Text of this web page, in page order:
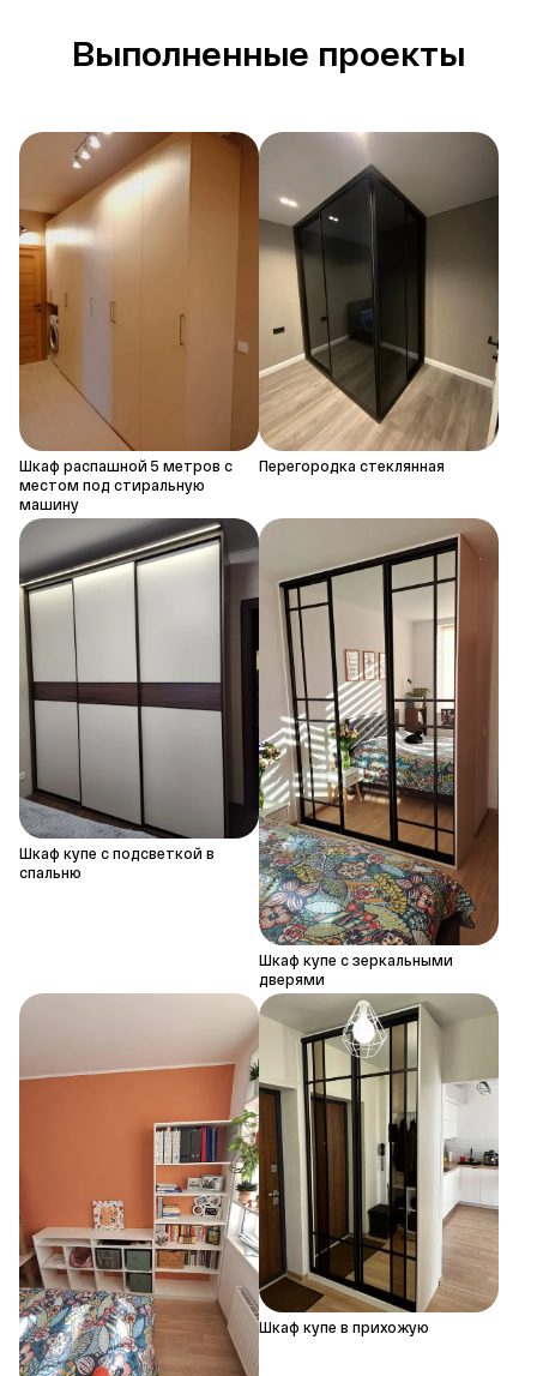
Выполненные проекты
Шкаф распашной 5 метров с
местом под стиральную
машину
Перегородка стеклянная
Шкаф купе с подсветкой в
спальню
Шкаф купе с зеркальными
дверями
Шкаф купе в прихожую